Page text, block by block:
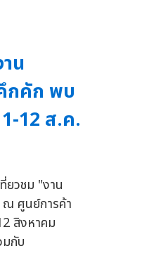
น
กคัก พบ
12 ส.ค.
ยวชม "งาน
ณ ศูนย์การค้า
สิงหาคม
มกับ